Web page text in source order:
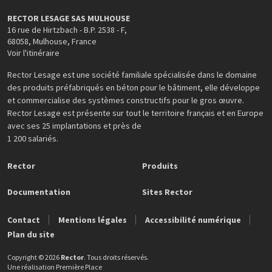
RECTOR LESAGE SAS MULHOUSE
16 rue de Hirtzbach - B.P. 2538 - F,
68058, Mulhouse, France
Voir l'itinéraire
Rector Lesage est une société familiale spécialisée dans le domaine
des produits préfabriqués en béton pour le bâtiment, elle développe
et commercialise des systèmes constructifs pour le gros œuvre.
Rector Lesage est présente sur tout le territoire français et en Europe
avec ses 25 implantations et près de
1 200 salariés.
Rector Produits
Documentation Sites Rector
Contact Mentions légales
Accessibilité numérique
Plan du site
Copyright © 2026 Rector. Tous droits réservés.
Une réalisation Première Place